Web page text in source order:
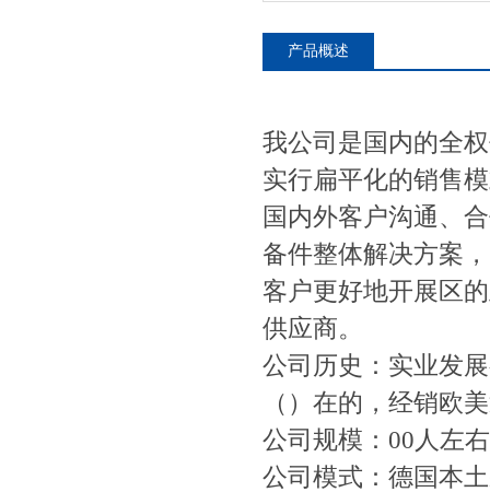
产品概述
我公司是国内的全
实行扁平化的销售
国内外客户沟通、
备件整体解决方案
客户更好地开展区
供应商。
公司历史：实业发
（）在的，经销欧
公司规模：00人左右
公司模式：德国本